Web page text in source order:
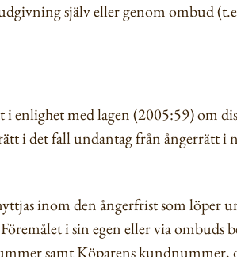
själv eller genom ombud
med lagen (2005:59) om
i det fall undantag från ångerrätt i
inom den ångerfrist som löper
i sin egen eller via ombuds
samt Köparens kundnummer,